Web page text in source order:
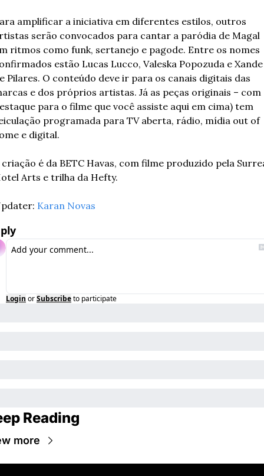
amplificar a iniciativa em diferentes estilos, outros
serão convocados para cantar a paródia de Magal
ritmos como funk, sertanejo e pagode. Entre os nomes
estão Lucas Lucco, Valeska Popozuda e Xande
Pilares. O conteúdo deve ir para os canais digitais das
e dos próprios artistas. Já as peças originais – com
para o filme que você assiste aqui em cima) tem
programada para TV aberta, rádio, mídia out of
e digital.
criação é da BETC Havas, com filme produzido pela
Arts e trilha da Hefty.
Karan Novas
Login orSubscribeto participate
Reading
more